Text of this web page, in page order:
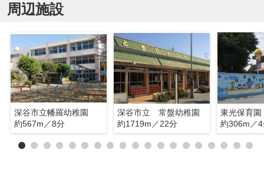
周辺施設
深谷市立幡羅幼稚園
約567m／8分
深谷市立 常盤幼稚園
約1719m／22分
東光保育園
約306m／